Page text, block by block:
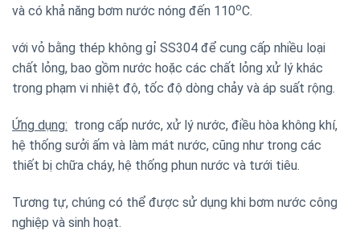
và có khả năng bơm nước nóng đến 110oC.
với vỏ bằng thép không gỉ SS304 để cung cấp nhiều loại
chất lỏng, bao gồm nước hoặc các chất lỏng xử lý khác
trong phạm vi nhiệt độ, tốc độ dòng chảy và áp suất rộng.
Ứng dụng: trong cấp nước, xử lý nước, điều hòa không khí,
hệ thống sưởi ấm và làm mát nước, cũng như trong các
thiết bị chữa cháy, hệ thống phun nước và tưới tiêu.
Tương tự, chúng có thể được sử dụng khi bơm nước công
nghiệp và sinh hoạt.